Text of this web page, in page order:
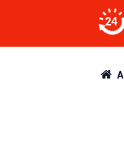
24
2026! Bayram Primi,